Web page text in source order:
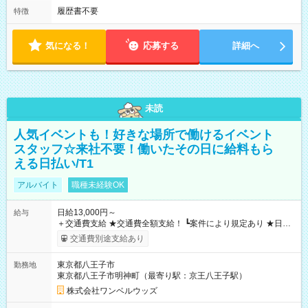
特徴 履歴書不要
気になる！ 応募する 詳細へ
未読
人気イベントも！好きな場所で働けるイベント
スタッフ☆来社不要！働いたその日に給料もら
える日払い/T1
アルバイト 職種未経験OK
給与
日給13,000円～
＋交通費支給 ★交通費全額支給！ ┗案件により規定あり ★日払
いOK！（規定あり） ┗働いたその日に現金GET♪ お仕事後はコ
ンビニATMから 日払い分を引き落とせます！ 【試用期間】試
交通費別途支給あり
勤務地
東京都八王子市
東京都八王子市明神町（最寄り駅：京王八王子駅）
株式会社ワンベルウッズ